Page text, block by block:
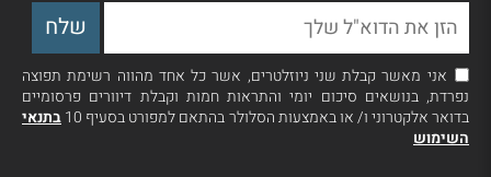
אני מאשר קבלת שני ניוזלטרים, אשר כל אחד מהווה רשימת תפוצה
נפרדת, בנושאים סיכום יומי והתראות חמות וקבלת דיוורים פרסומיים
בדואר אלקטרוני ו/ או באמצעות הסלולר בהתאם למפורט בסעיף 10
בתנאי
השימוש